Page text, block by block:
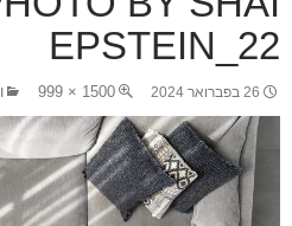
EPSTEIN_22
26 בפברואר 2024 1500 × 999